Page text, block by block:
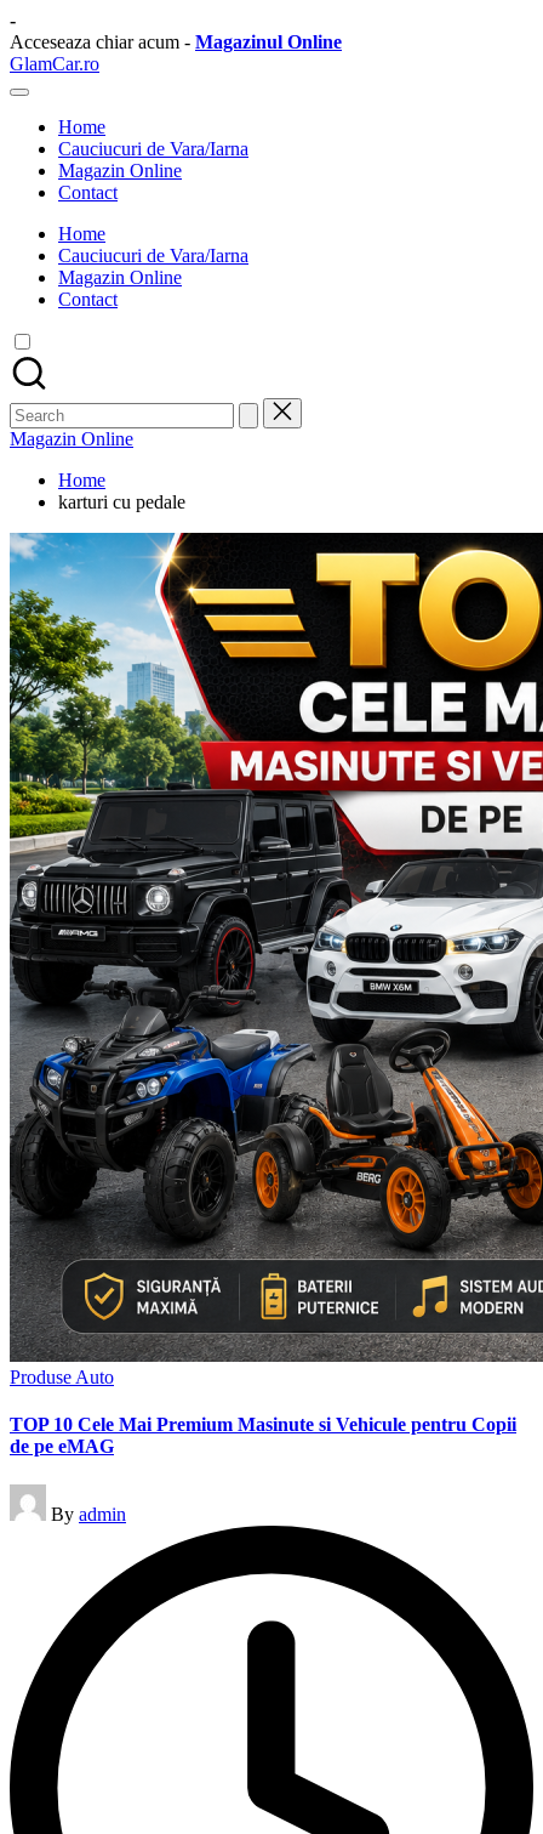
Skip
to
content
-
Acceseaza chiar acum - Magazinul Online
GlamCar.ro
Sursa
zilnica
auto.
Home
Cauciucuri de Vara/Iarna
Magazin Online
Contact
Home
Cauciucuri de Vara/Iarna
Magazin Online
Contact
Search
for:
Magazin Online
Home
karturi cu pedale
Posted
Produse Auto
TOP 10 Cele Mai Premium Masinute si Vehicule pentru Copii
de pe eMAG
Posted
by
By admin